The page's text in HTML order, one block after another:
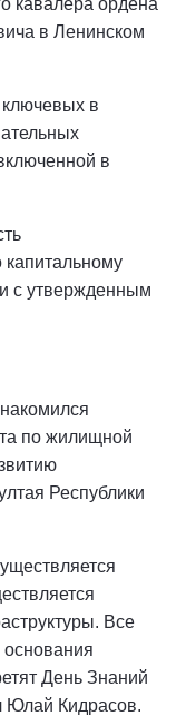
кавалера ордена
в Ленинском
в
в
с утвержденным
по жилищной
Республики
Все
основания
День Знаний
Юлай Кидрасов.